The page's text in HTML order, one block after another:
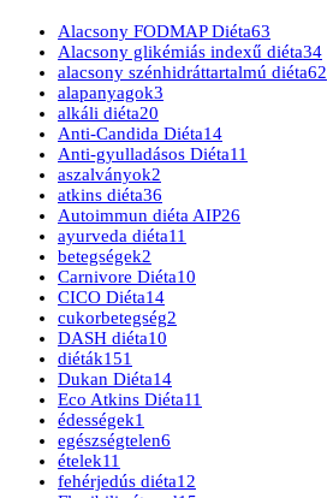
Alacsony FODMAP Diéta63
Alacsony glikémiás indexű diéta34
alacsony szénhidráttartalmú diéta62
alapanyagok3
alkáli diéta20
Anti-Candida Diéta14
Anti-gyulladásos Diéta11
aszalványok2
atkins diéta36
Autoimmun diéta AIP26
ayurveda diéta11
betegségek2
Carnivore Diéta10
CICO Diéta14
cukorbetegség2
DASH diéta10
diéták151
Dukan Diéta14
Eco Atkins Diéta11
édességek1
egészségtelen6
ételek11
fehérjedús diéta12